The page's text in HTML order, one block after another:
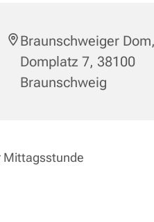
Braunschweiger Dom,
Domplatz 7, 38100
Braunschweig
Mittagsstunde